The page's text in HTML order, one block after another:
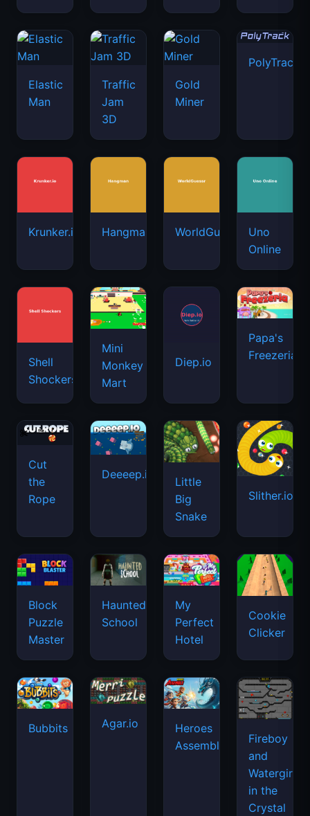
Elastic
Man
Traffic
Jam
3D
Gold
Miner
PolyTrack
Krunker.io Hangman WorldGuessr
Uno
Online
Shell
Shockers
Mini
Monkey
Mart
Diep.io
Papa's
Freezeria
Cut
the
Rope
Deeeep.io
Little
Big
Snake
Slither.io
Block
Puzzle
Master
Haunted
School
My
Perfect
Hotel
Cookie
Clicker
Bubbits Agar.io
Heroes
Assemble
Fireboy
and
Watergirl
in the
Crystal